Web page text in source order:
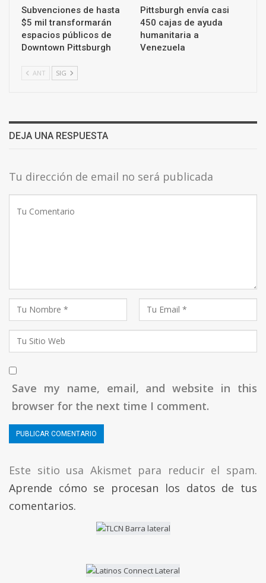
Subvenciones de hasta
$5 mil transformarán
espacios públicos de
Downtown Pittsburgh
Pittsburgh envía casi
450 cajas de ayuda
humanitaria a
Venezuela
ANT SIG
DEJA UNA RESPUESTA
Tu dirección de email no será publicada
Save my name, email, and website in this
browser for the next time I comment.
Este sitio usa Akismet para reducir el spam.
Aprende cómo se procesan los datos de tus
comentarios.